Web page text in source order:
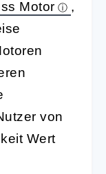
Motor
,
von
Wert